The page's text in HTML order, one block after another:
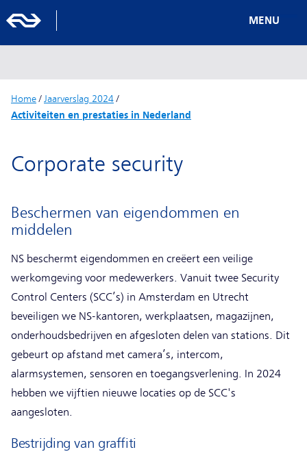
MENU
Home/ Jaarverslag 2024/
Activiteiten en prestaties in Nederland
Corporate security
Beschermen van eigendommen en
middelen
NS beschermt eigendommen en creëert een veilige
werkomgeving voor medewerkers. Vanuit twee Security
Control Centers (SCC’s) in Amsterdam en Utrecht
beveiligen we NS-kantoren, werkplaatsen, magazijnen,
onderhoudsbedrijven en afgesloten delen van stations. Dit
gebeurt op afstand met camera’s, intercom,
alarmsystemen, sensoren en toegangsverlening. In 2024
hebben we vijftien nieuwe locaties op de SCC's
aangesloten.
Bestrijding van graffiti